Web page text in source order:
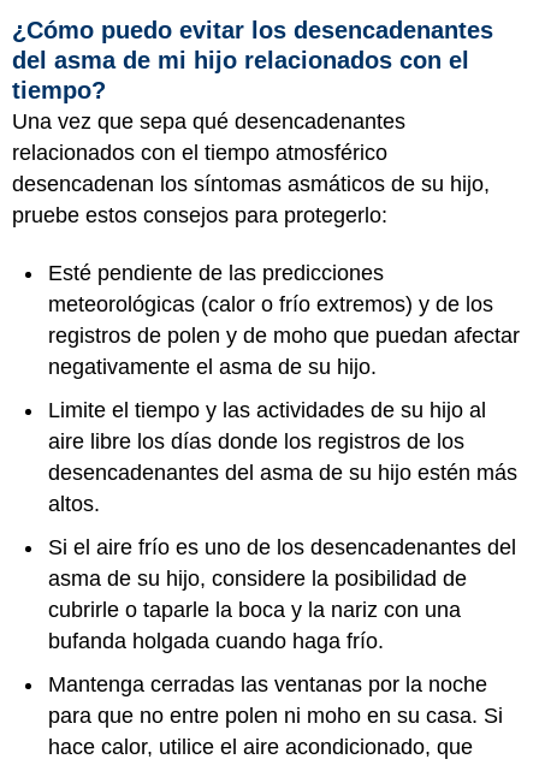
¿Cómo puedo evitar los desencadenantes
del asma de mi hijo relacionados con el
tiempo?
Una vez que sepa qué desencadenantes
relacionados con el tiempo atmosférico
desencadenan los síntomas asmáticos de su hijo,
pruebe estos consejos para protegerlo:
Esté pendiente de las predicciones
meteorológicas (calor o frío extremos) y de los
registros de polen y de moho que puedan afectar
negativamente el asma de su hijo.
Limite el tiempo y las actividades de su hijo al
aire libre los días donde los registros de los
desencadenantes del asma de su hijo estén más
altos.
Si el aire frío es uno de los desencadenantes del
asma de su hijo, considere la posibilidad de
cubrirle o taparle la boca y la nariz con una
bufanda holgada cuando haga frío.
Mantenga cerradas las ventanas por la noche
para que no entre polen ni moho en su casa. Si
hace calor, utilice el aire acondicionado, que